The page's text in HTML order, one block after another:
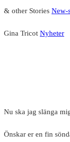
& other Stories New-
Gina Tricot Nyheter
Nu ska jag slänga
Önskar er en fin